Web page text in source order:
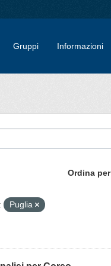
Gruppi Informazioni
Ordina per
Puglia